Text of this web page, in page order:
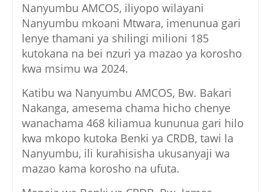
Nanyumbu AMCOS, iliyopo wilayani
Nanyumbu mkoani Mtwara, imenunua gari
lenye thamani ya shilingi milioni 185
kutokana na bei nzuri ya mazao ya korosho
kwa msimu wa 2024.
Katibu wa Nanyumbu AMCOS, Bw. Bakari
Nakanga, amesema chama hicho chenye
wanachama 468 kiliamua kununua gari hilo
kwa mkopo kutoka Benki ya CRDB, tawi la
Nanyumbu, ili kurahisisha ukusanyaji wa
mazao kama korosho na ufuta.